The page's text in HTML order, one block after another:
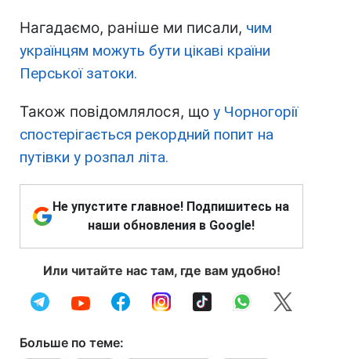
Нагадаємо, раніше ми писали, чим
українцям можуть бути цікаві країни
Перської затоки.
Також повідомлялося, що у Чорногорії
спостерігається рекордний попит на
путівки у розпал літа.
Не упустите главное! Подпишитесь на
наши обновления в Google!
Или читайте нас там, где вам удобно!
Больше по теме: